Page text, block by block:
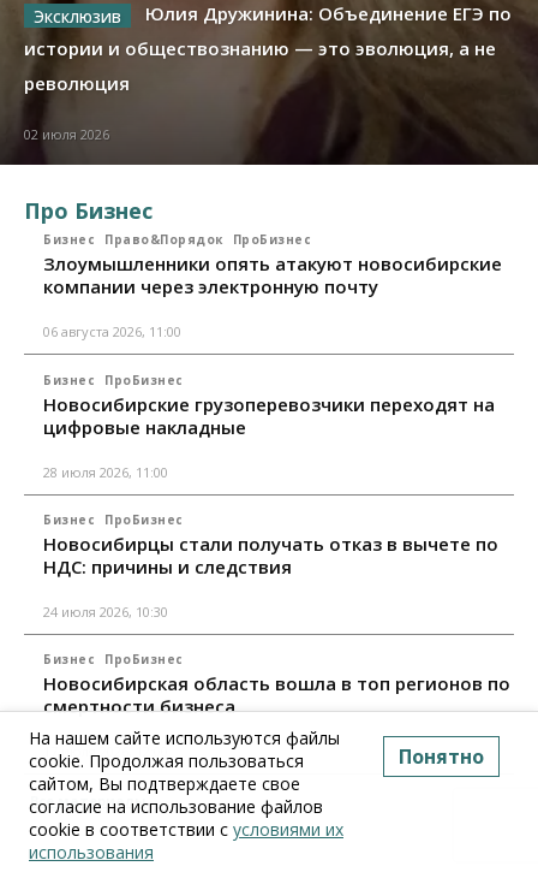
Юлия Дружинина: Объединение ЕГЭ по
истории и обществознанию — это эволюция, а не
революция
02 июля 2026
Про Бизнес
Бизнес Право&Порядок ПроБизнес
Злоумышленники опять атакуют новосибирские
компании через электронную почту
06 августа 2026, 11:00
Бизнес ПроБизнес
Новосибирские грузоперевозчики переходят на
цифровые накладные
28 июля 2026, 11:00
Бизнес ПроБизнес
Новосибирцы стали получать отказ в вычете по
НДС: причины и следствия
24 июля 2026, 10:30
Бизнес ПроБизнес
Новосибирская область вошла в топ регионов по
смертности бизнеса
17 июля 2026, 12:00
Все материалы
На нашем сайте используются файлы
cookie. Продолжая пользоваться
сайтом, Вы подтверждаете свое
согласие на использование файлов
cookie в соответствии с условиями их
использования
Понятно